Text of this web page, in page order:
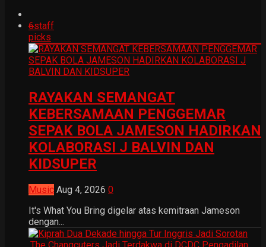
6staff
picks
RAYAKAN SEMANGAT
KEBERSAMAAN PENGGEMAR
SEPAK BOLA JAMESON HADIRKAN
KOLABORASI J BALVIN DAN
KIDSUPER
Music Aug 4, 2026 0
It's What You Bring digelar atas kemitraan Jameson
dengan...